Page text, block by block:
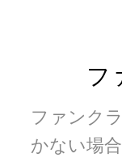
フ
ファンク
かない場